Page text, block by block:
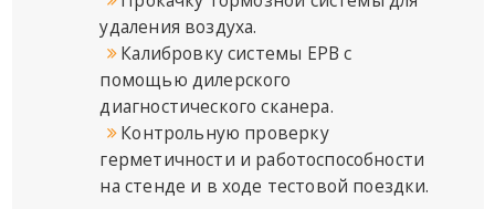
удаления воздуха.
Калибровку системы EPB с
помощью дилерского
диагностического сканера.
Контрольную проверку
герметичности и работоспособности
на стенде и в ходе тестовой поездки.